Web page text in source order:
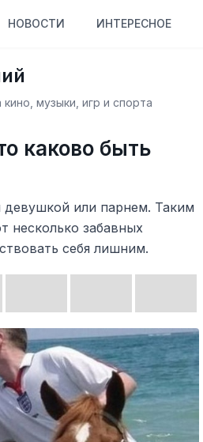
НОВОСТИ ИНТЕРЕСНОЕ
музыки, игр и спорта
каково быть
или парнем. Таким
несколько забавных
себя лишним.